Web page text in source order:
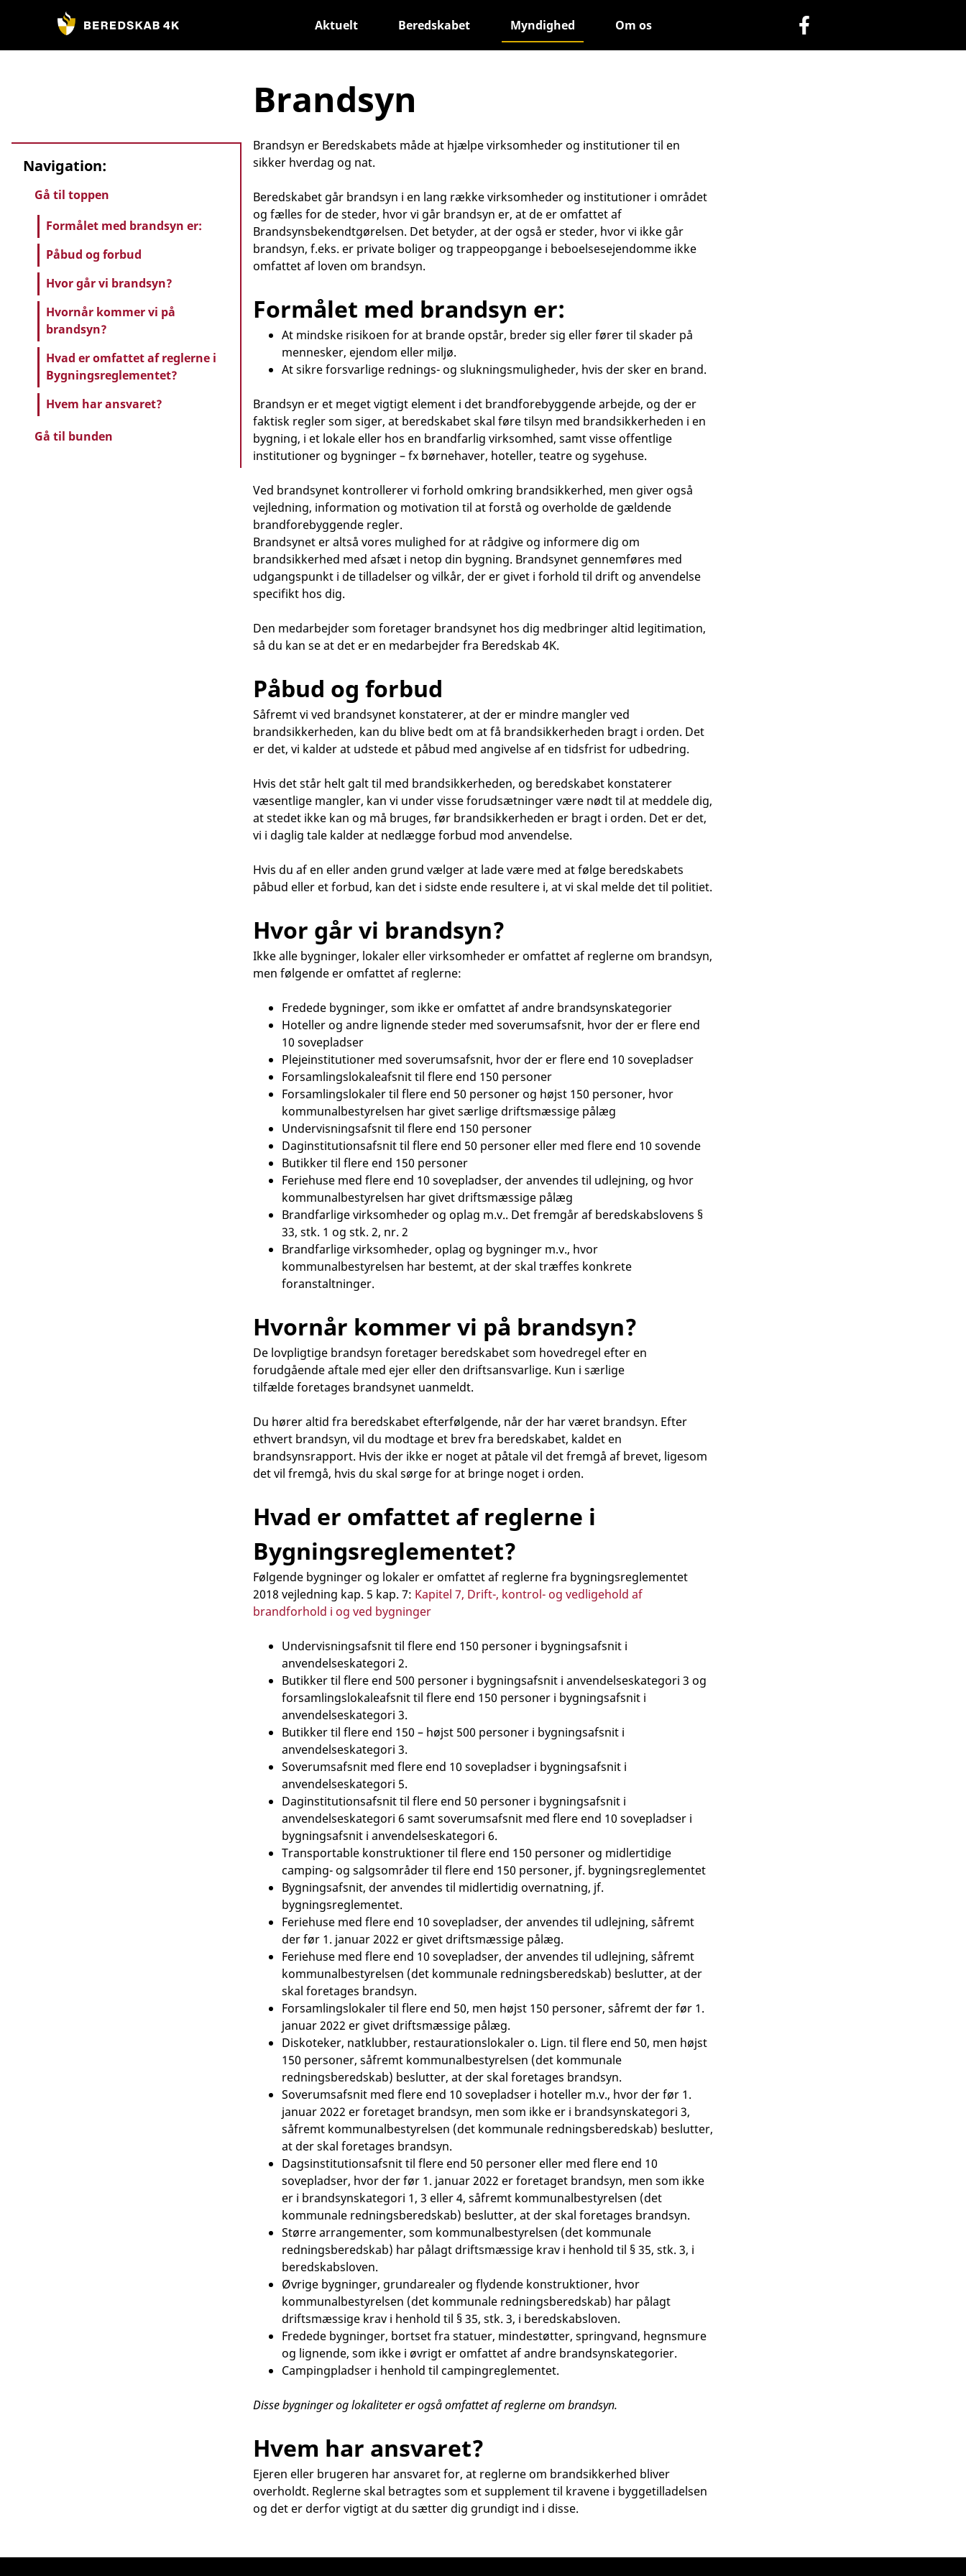
Aktuelt Beredskabet Myndighed Om os
Brandsyn
Brandsyn er Beredskabets måde at hjælpe virksomheder og institutioner til en
sikker hverdag og nat.
Beredskabet går brandsyn i en lang række virksomheder og institutioner i området
og fælles for de steder, hvor vi går brandsyn er, at de er omfattet af
Brandsynsbekendtgørelsen. Det betyder, at der også er steder, hvor vi ikke går
brandsyn, f.eks. er private boliger og trappeopgange i beboelsesejendomme ikke
omfattet af loven om brandsyn.
Formålet med brandsyn er:
At mindske risikoen for at brande opstår, breder sig eller fører til skader på
mennesker, ejendom eller miljø.
At sikre forsvarlige rednings- og slukningsmuligheder, hvis der sker en brand.
Brandsyn er et meget vigtigt element i det brandforebyggende arbejde, og der er
faktisk regler som siger, at beredskabet skal føre tilsyn med brandsikkerheden i en
bygning, i et lokale eller hos en brandfarlig virksomhed, samt visse offentlige
institutioner og bygninger – fx børnehaver, hoteller, teatre og sygehuse.
Ved brandsynet kontrollerer vi forhold omkring brandsikkerhed, men giver også
vejledning, information og motivation til at forstå og overholde de gældende
brandforebyggende regler.
Brandsynet er altså vores mulighed for at rådgive og informere dig om
brandsikkerhed med afsæt i netop din bygning. Brandsynet gennemføres med
udgangspunkt i de tilladelser og vilkår, der er givet i forhold til drift og anvendelse
specifikt hos dig.
Den medarbejder som foretager brandsynet hos dig medbringer altid legitimation,
så du kan se at det er en medarbejder fra Beredskab 4K.
Påbud og forbud
Såfremt vi ved brandsynet konstaterer, at der er mindre mangler ved
brandsikkerheden, kan du blive bedt om at få brandsikkerheden bragt i orden. Det
er det, vi kalder at udstede et påbud med angivelse af en tidsfrist for udbedring.
Hvis det står helt galt til med brandsikkerheden, og beredskabet konstaterer
væsentlige mangler, kan vi under visse forudsætninger være nødt til at meddele dig,
at stedet ikke kan og må bruges, før brandsikkerheden er bragt i orden. Det er det,
vi i daglig tale kalder at nedlægge forbud mod anvendelse.
Hvis du af en eller anden grund vælger at lade være med at følge beredskabets
påbud eller et forbud, kan det i sidste ende resultere i, at vi skal melde det til politiet.
Hvor går vi brandsyn?
Ikke alle bygninger, lokaler eller virksomheder er omfattet af reglerne om brandsyn,
men følgende er omfattet af reglerne:
Fredede bygninger, som ikke er omfattet af andre brandsynskategorier
Hoteller og andre lignende steder med soverumsafsnit, hvor der er flere end
10 sovepladser
Plejeinstitutioner med soverumsafsnit, hvor der er flere end 10 sovepladser
Forsamlingslokaleafsnit til flere end 150 personer
Forsamlingslokaler til flere end 50 personer og højst 150 personer, hvor
kommunalbestyrelsen har givet særlige driftsmæssige pålæg
Undervisningsafsnit til flere end 150 personer
Daginstitutionsafsnit til flere end 50 personer eller med flere end 10 sovende
Butikker til flere end 150 personer
Feriehuse med flere end 10 sovepladser, der anvendes til udlejning, og hvor
kommunalbestyrelsen har givet driftsmæssige pålæg
Brandfarlige virksomheder og oplag m.v.. Det fremgår af beredskabslovens §
33, stk. 1 og stk. 2, nr. 2
Brandfarlige virksomheder, oplag og bygninger m.v., hvor
kommunalbestyrelsen har bestemt, at der skal træffes konkrete
foranstaltninger.
Hvornår kommer vi på brandsyn?
De lovpligtige brandsyn foretager beredskabet som hovedregel efter en
forudgående aftale med ejer eller den driftsansvarlige. Kun i særlige
tilfælde foretages brandsynet uanmeldt.
Du hører altid fra beredskabet efterfølgende, når der har været brandsyn. Efter
ethvert brandsyn, vil du modtage et brev fra beredskabet, kaldet en
brandsynsrapport. Hvis der ikke er noget at påtale vil det fremgå af brevet, ligesom
det vil fremgå, hvis du skal sørge for at bringe noget i orden.
Hvad er omfattet af reglerne i
Bygningsreglementet?
Følgende bygninger og lokaler er omfattet af reglerne fra bygningsreglementet
2018 vejledning kap. 5 kap. 7: Kapitel 7, Drift-, kontrol- og vedligehold af
brandforhold i og ved bygninger
Undervisningsafsnit til flere end 150 personer i bygningsafsnit i
anvendelseskategori 2.
Butikker til flere end 500 personer i bygningsafsnit i anvendelseskategori 3 og
forsamlingslokaleafsnit til flere end 150 personer i bygningsafsnit i
anvendelseskategori 3.
Butikker til flere end 150 – højst 500 personer i bygningsafsnit i
anvendelseskategori 3.
Soverumsafsnit med flere end 10 sovepladser i bygningsafsnit i
anvendelseskategori 5.
Daginstitutionsafsnit til flere end 50 personer i bygningsafsnit i
anvendelseskategori 6 samt soverumsafsnit med flere end 10 sovepladser i
bygningsafsnit i anvendelseskategori 6.
Transportable konstruktioner til flere end 150 personer og midlertidige
camping- og salgsområder til flere end 150 personer, jf. bygningsreglementet
Bygningsafsnit, der anvendes til midlertidig overnatning, jf.
bygningsreglementet.
Feriehuse med flere end 10 sovepladser, der anvendes til udlejning, såfremt
der før 1. januar 2022 er givet driftsmæssige pålæg.
Feriehuse med flere end 10 sovepladser, der anvendes til udlejning, såfremt
kommunalbestyrelsen (det kommunale redningsberedskab) beslutter, at der
skal foretages brandsyn.
Forsamlingslokaler til flere end 50, men højst 150 personer, såfremt der før 1.
januar 2022 er givet driftsmæssige pålæg.
Diskoteker, natklubber, restaurationslokaler o. Lign. til flere end 50, men højst
150 personer, såfremt kommunalbestyrelsen (det kommunale
redningsberedskab) beslutter, at der skal foretages brandsyn.
Soverumsafsnit med flere end 10 sovepladser i hoteller m.v., hvor der før 1.
januar 2022 er foretaget brandsyn, men som ikke er i brandsynskategori 3,
såfremt kommunalbestyrelsen (det kommunale redningsberedskab) beslutter,
at der skal foretages brandsyn.
Dagsinstitutionsafsnit til flere end 50 personer eller med flere end 10
sovepladser, hvor der før 1. januar 2022 er foretaget brandsyn, men som ikke
er i brandsynskategori 1, 3 eller 4, såfremt kommunalbestyrelsen (det
kommunale redningsberedskab) beslutter, at der skal foretages brandsyn.
Større arrangementer, som kommunalbestyrelsen (det kommunale
redningsberedskab) har pålagt driftsmæssige krav i henhold til § 35, stk. 3, i
beredskabsloven.
Øvrige bygninger, grundarealer og flydende konstruktioner, hvor
kommunalbestyrelsen (det kommunale redningsberedskab) har pålagt
driftsmæssige krav i henhold til § 35, stk. 3, i beredskabsloven.
Fredede bygninger, bortset fra statuer, mindestøtter, springvand, hegnsmure
og lignende, som ikke i øvrigt er omfattet af andre brandsynskategorier.
Campingpladser i henhold til campingreglementet.
Disse bygninger og lokaliteter er også omfattet af reglerne om brandsyn.
Hvem har ansvaret?
Ejeren eller brugeren har ansvaret for, at reglerne om brandsikkerhed bliver
overholdt. Reglerne skal betragtes som et supplement til kravene i byggetilladelsen
og det er derfor vigtigt at du sætter dig grundigt ind i disse.
Navigation:
Gå til toppen
Formålet med brandsyn er:
Påbud og forbud
Hvor går vi brandsyn?
Hvornår kommer vi på
brandsyn?
Hvad er omfattet af reglerne i
Bygningsreglementet?
Hvem har ansvaret?
Gå til bunden